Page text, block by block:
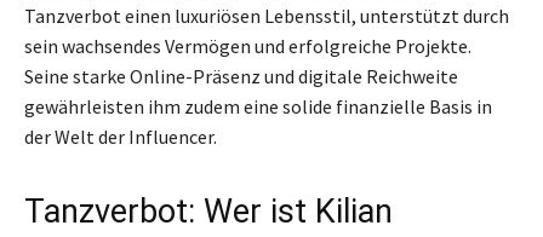
Tanzverbot einen luxuriösen Lebensstil, unterstützt durch
sein wachsendes Vermögen und erfolgreiche Projekte.
Seine starke Online-Präsenz und digitale Reichweite
gewährleisten ihm zudem eine solide finanzielle Basis in
der Welt der Influencer.
Tanzverbot: Wer ist Kilian